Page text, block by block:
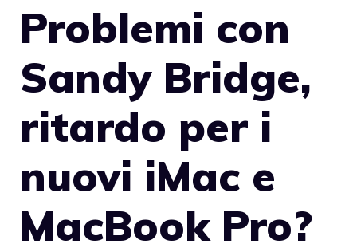
Problemi con
Sandy Bridge,
ritardo per i
nuovi iMac e
MacBook Pro?